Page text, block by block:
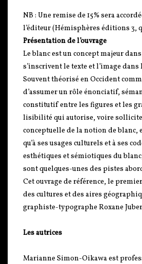
NB : Une remise de 15% sera
l’éditeur (Hémisphères éditions 3,
Présentation de l’ouvrage
Le blanc est un concept majeur
s’inscrivent le texte et l’image
Souvent théorisé en Occident
d’assumer un rôle énonciatif,
constitutif entre les figures et les
lisibilité qui autorise, voire sollicite,
conceptuelle de la notion de blanc,
qu’à ses usages culturels et à ses
esthétiques et sémiotiques du
sont quelques-unes des pistes
Cet ouvrage de référence, le
des cultures et des aires
graphiste-typographe Roxane
Les autrices
Marianne Simon-Oikawa est